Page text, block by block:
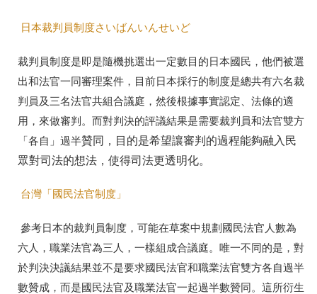
日本裁判員制 度さいばんいんせいど
裁判員制度是即是隨機挑選出一定數目的日本國民，他們被選
出和法官一同審理案件，目前日本採行的制度是總共有六名裁
判員及三名法官共組合議庭，然後根據事實認定、法條的適
用，來做審判。而對判決的評議結果是需要裁判員和法官雙方
「各自」過半贊同，目的是希望讓審判的過程能夠融入民
眾對司法的想法，使得司法更透明化。
台灣「國民法官制度」
參考日本的裁判員制度，可能在草案中規劃國民法官人數為
六人，職業法官為三人，一樣組成合議庭。唯一不同的是，對
於判決決議結果並不是要求國民法官和職業法官雙方各自過半
數贊成，而是國民法官及職業法官一起過半數贊同。這所衍生